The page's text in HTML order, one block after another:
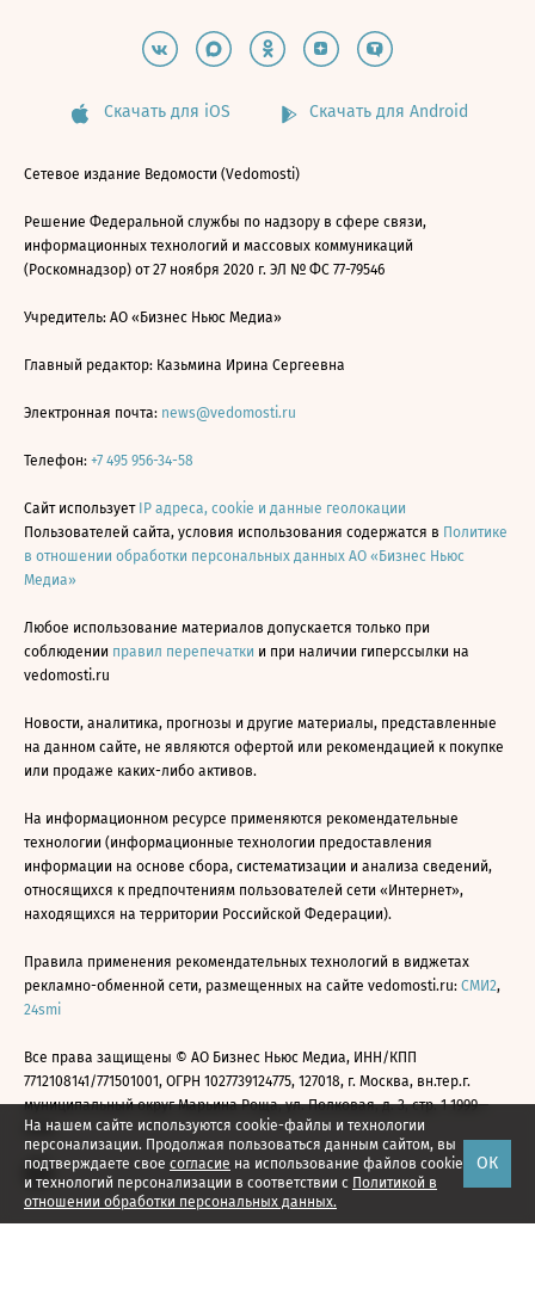
На нашем сайте используются cookie-файлы и технологии
персонализации. Продолжая пользоваться данным сайтом, вы
подтверждаете свое согласие на использование файлов cookie
и технологий персонализации в соответствии с Политикой в
отношении обработки персональных данных.
ОК
Скачать для iOS Скачать для Android
Сетевое издание Ведомости (Vedomosti)
Решение Федеральной службы по надзору в сфере связи,
информационных технологий и массовых коммуникаций
(Роскомнадзор) от 27 ноября 2020 г. ЭЛ № ФС 77-79546
Учредитель: АО «Бизнес Ньюс Медиа»
Главный редактор: Казьмина Ирина Сергеевна
Электронная почта: news@vedomosti.ru
Телефон: +7 495 956-34-58
Сайт использует IP адреса, cookie и данные геолокации
Пользователей сайта, условия использования содержатся в Политике
в отношении обработки персональных данных АО «Бизнес Ньюс
Медиа»
Любое использование материалов допускается только при
соблюдении правил перепечатки и при наличии гиперссылки на
vedomosti.ru
Новости, аналитика, прогнозы и другие материалы, представленные
на данном сайте, не являются офертой или рекомендацией к покупке
или продаже каких-либо активов.
На информационном ресурсе применяются рекомендательные
технологии (информационные технологии предоставления
информации на основе сбора, систематизации и анализа сведений,
относящихся к предпочтениям пользователей сети «Интернет»,
находящихся на территории Российской Федерации).
Правила применения рекомендательных технологий в виджетах
рекламно-обменной сети, размещенных на сайте vedomosti.ru: СМИ2,
24smi
Все права защищены © АО Бизнес Ньюс Медиа, ИНН/КПП
7712108141/771501001, ОГРН 1027739124775, 127018, г. Москва, вн.тер.г.
муниципальный округ Марьина Роща, ул. Полковая, д. 3, стр. 1 1999—
2026